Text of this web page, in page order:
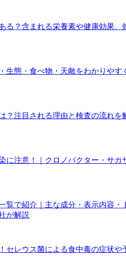
る？含まれる栄養素や健康効果、
生態・食べ物・天敵をわかりやす
？注目される理由と検査の流れを
に注意！｜クロノバクター・サカ
覧で紹介｜主な成分・表示内容・
が解説
セレウス菌による食中毒の症状や